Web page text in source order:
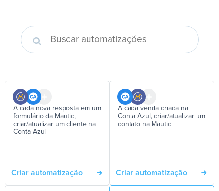
A cada nova resposta em um
formulário da Mautic,
criar/atualizar um cliente na
Conta Azul
Criar automatização
A cada venda criada na
Conta Azul, criar/atualizar um
contato na Mautic
Criar automatização